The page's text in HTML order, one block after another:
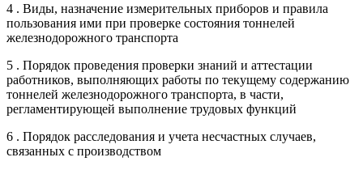
4 . Виды, назначение измерительных приборов и правила
пользования ими при проверке состояния тоннелей
железнодорожного транспорта
5 . Порядок проведения проверки знаний и аттестации
работников, выполняющих работы по текущему содержанию
тоннелей железнодорожного транспорта, в части,
регламентирующей выполнение трудовых функций
6 . Порядок расследования и учета несчастных случаев,
связанных с производством